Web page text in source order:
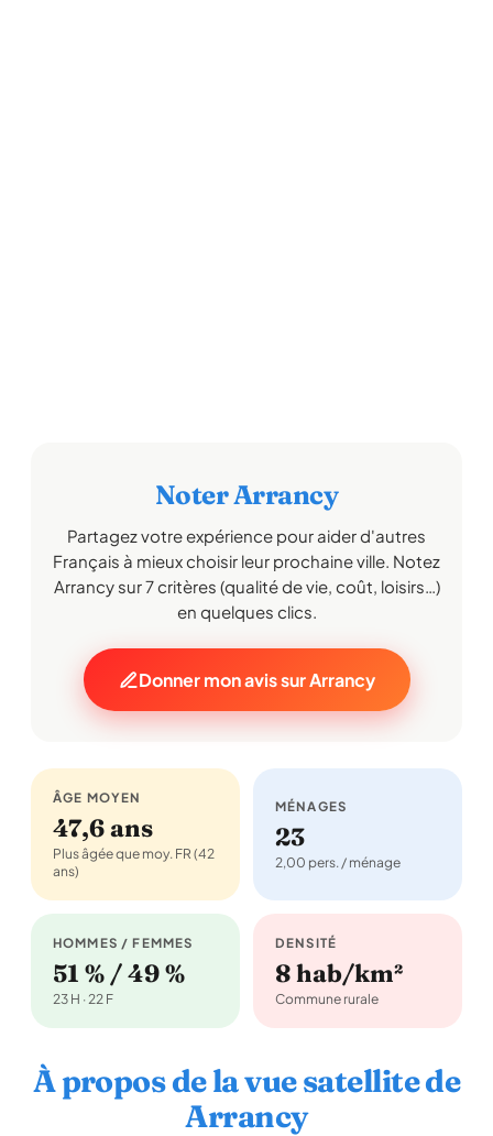
Noter Arrancy
Partagez votre expérience pour aider d'autres
Français à mieux choisir leur prochaine ville. Notez
Arrancy sur 7 critères (qualité de vie, coût, loisirs…)
en quelques clics.
Donner mon avis sur Arrancy
ÂGE MOYEN
47,6 ans
Plus âgée que moy. FR (42
ans)
MÉNAGES
23
2,00 pers. / ménage
HOMMES / FEMMES
51 % / 49 %
23 H · 22 F
DENSITÉ
8 hab/km²
Commune rurale
À propos de la vue satellite de
Arrancy